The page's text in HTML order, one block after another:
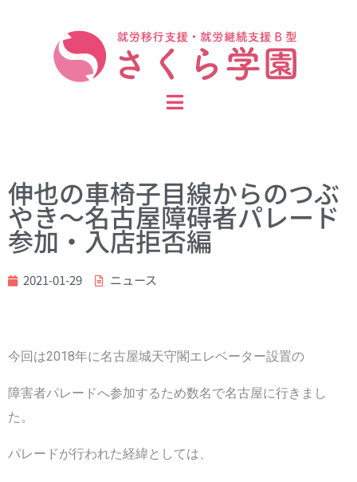
伸也の車椅子目線からのつぶ
やき～名古屋障碍者パレード
参加・入店拒否編
2021-01-29 ニュース
今回は2018年に名古屋城天守閣エレベーター設置の
障害者パレードへ参加するため数名で名古屋に行きまし
た。
パレードが行われた経緯としては、